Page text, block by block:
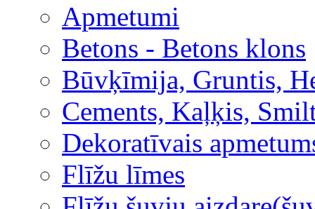
Apmetumi
Betons - Betons klons
Būvķīmija, Gruntis,
Cements, Kaļķis,
Dekoratīvais
Flīžu līmes